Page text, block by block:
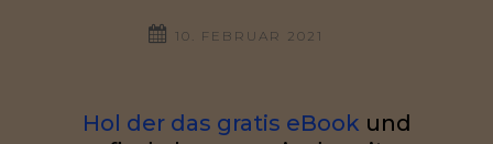
10. FEBRUAR 2021
Hol der das gratis eBook und